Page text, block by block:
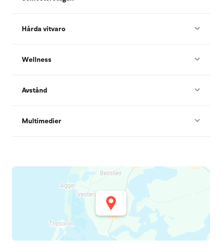
Hårda vitvaro
Wellness
Avstånd
Multimedier